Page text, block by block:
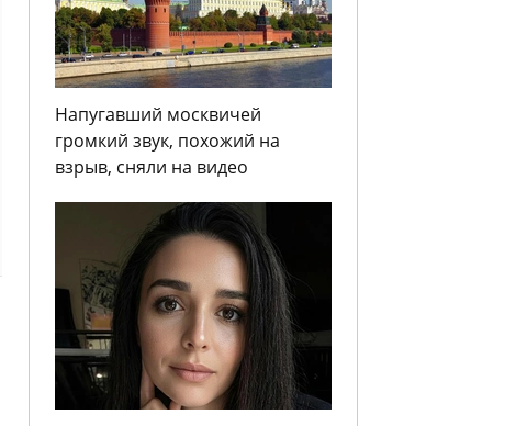
Напугавший москвичей
громкий звук, похожий на
взрыв, сняли на видео